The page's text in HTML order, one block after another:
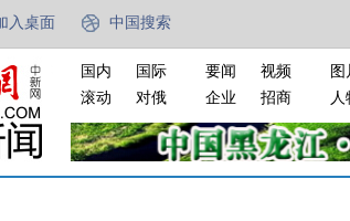
入桌面 中国搜索
国内
国际
滚动
对俄
要闻
视频
企业
招商
图
人